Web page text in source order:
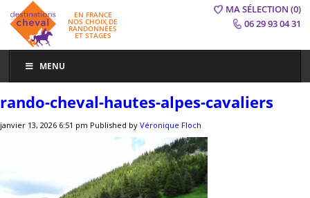
EN FRANCE
NOS CHOIX DE
RANDONNÉES
ET STAGES
MA SÉLECTION (0)
06 29 93 04 31
MENU
rando-cheval-hautes-alpes-cavaliers
janvier 13, 2026 6:51 pm Published by Véronique Floch